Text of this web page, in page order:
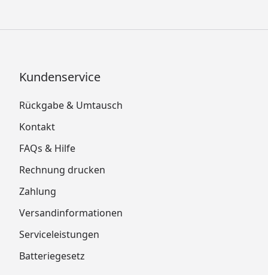
Kundenservice
Rückgabe & Umtausch
Kontakt
FAQs & Hilfe
Rechnung drucken
Zahlung
Versandinformationen
Serviceleistungen
Batteriegesetz